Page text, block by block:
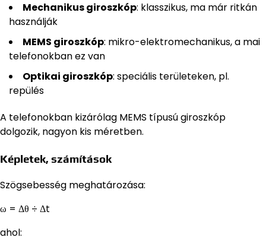
Mechanikus giroszkóp: klasszikus, ma már ritkán
használják
MEMS giroszkóp: mikro-elektromechanikus, a mai
telefonokban ez van
Optikai giroszkóp: speciális területeken, pl.
repülés
A telefonokban kizárólag MEMS típusú giroszkóp
dolgozik, nagyon kis méretben.
Képletek, számítások
Szögsebesség meghatározása:
ω = Δθ ÷ Δt
ahol: